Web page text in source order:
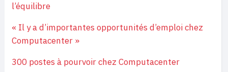
l’équilibre
« Il y a d’importantes opportunités d’emploi chez
Computacenter »
300 postes à pourvoir chez Computacenter